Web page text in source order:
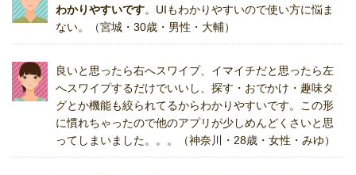
わかりやすいです。UIもわかりやすいので使い方に悩ま
ない。（宮城・30歳・男性・大輔）
良いと思ったら右へスワイプ、イマイチだと思ったら左
へスワイプするだけでいいし、探す・おでかけ・趣味タ
グとか機能も絞られてるからわかりやすいです。この形
に慣れちゃったので他のアプリが少しめんどくさいと思
ってしまいました。。。（神奈川・28歳・女性・みゆ）